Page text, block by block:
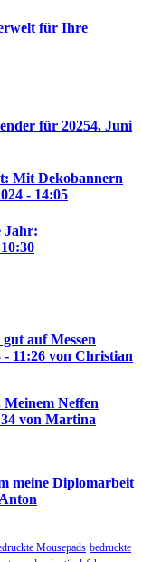
für Ihre
für 20254. Juni
Mit Dekobannern
- 14:05
Jahr:
auf Messen
- 11:26 von Christian
Neffen
von Martina
meine Diplomarbeit
Mousepads bedruckte